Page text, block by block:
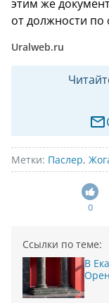
этим же
от должности
Uralweb.ru
Метки: Паслер,
0
Ссылки по теме:
В